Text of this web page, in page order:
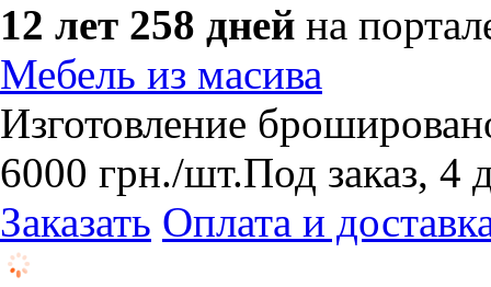
12 лет 258 дней на
Мебель из масива
Изготовление
6000 грн./шт.Под заказ, 4
Заказать Оплата и